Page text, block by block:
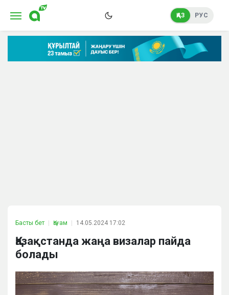
ҚАЗ РУС
Басты бет Қоғам 14.05.2024 17:02
Қазақстанда жаңа визалар пайда
болады